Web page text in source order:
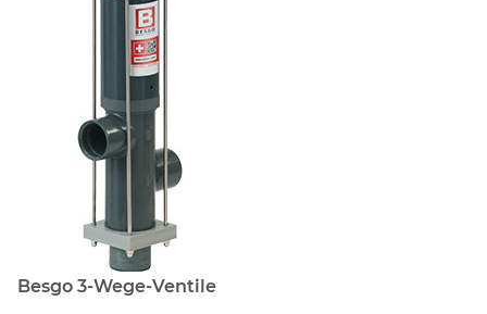
Besgo 3-Wege-Ventile